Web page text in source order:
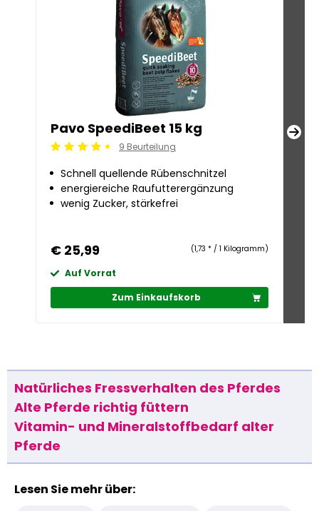
Pavo SpeediBeet 15 kg
Beoordeling: 4.5/59 Beurteilung
Schnell quellende Rübenschnitzel
energiereiche Raufutterergänzung
wenig Zucker, stärkefrei
€ 25,99 (1,73 * / 1 Kilogramm)
Auf Vorrat
Zum Einkaufskorb
Natürliches Fressverhalten des Pferdes
Alte Pferde richtig füttern
Vitamin- und Mineralstoffbedarf alter
Pferde
Lesen Sie mehr über: